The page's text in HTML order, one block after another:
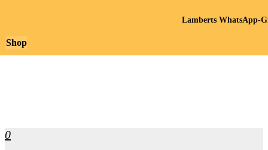
0
Shop
Lamberts WhatsApp-